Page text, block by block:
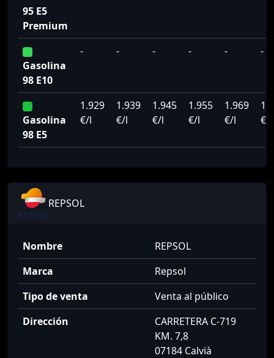
95 E5
Premium
Gasolina
98 E10
- - - - - -
Gasolina
98 E5
1.929
€/l
1.939
€/l
1.945
€/l
1.955
€/l
1.969
€/l
€/l
REPSOL
Nombre
REPSOL
Marca
Repsol
Tipo de venta
Venta al público
Dirección
CARRETERA C-719
KM. 7,8
07184 Calvià